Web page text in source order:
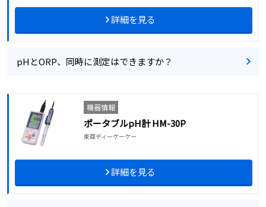
詳細を見る
pHとORP、同時に測定はできますか？
機器情報
ポータブルpH計 HM-30P
東亜ディーケーケー
詳細を見る